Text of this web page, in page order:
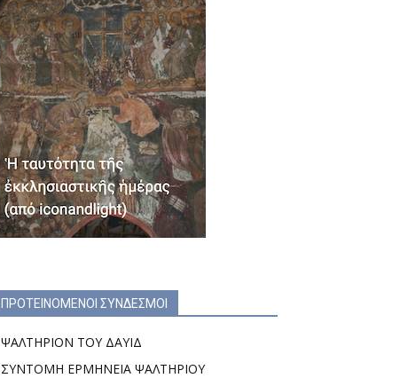
ΠΡΟΤΕΙΝΟΜΕΝΟΙ ΣΥΝΔΕΣΜΟΙ
ΨΑΛΤΗΡΙΟΝ ΤΟΥ ΔΑΥΙΔ
ΣΥΝΤΟΜΗ ΕΡΜΗΝΕΙΑ ΨΑΛΤΗΡΙΟΥ